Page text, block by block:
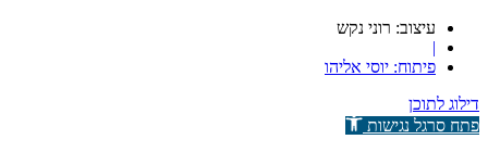
עיצוב: רוני נקש
פיתוח: יוסי אליהו
דילוג לתוכן
פתח סרגל נגישות